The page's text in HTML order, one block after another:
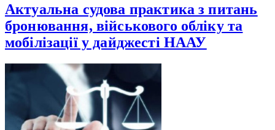
Актуальна судова практика з питань
бронювання, військового обліку та
мобілізації у дайджесті НААУ